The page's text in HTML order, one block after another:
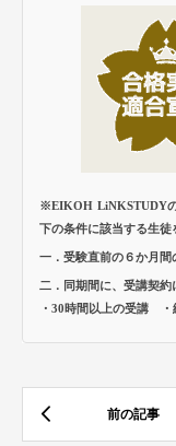
※EIKOH LiNKSTUDY
下の条件に該当する生徒
一．受験直前の６か月間
二．同期間に、受講契
・30時間以上の受講 ・